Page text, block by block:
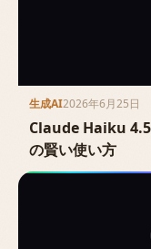
生成AI2026年6月25日
Claude Haiku 4.5
の賢い使い方